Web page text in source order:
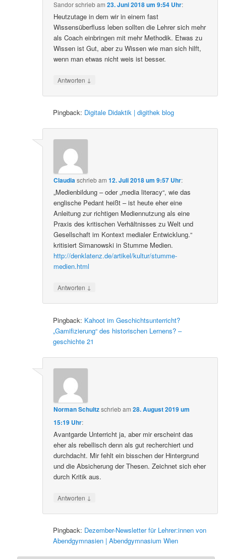
Sandorschriebam23. Juni 2018 um 9:54 Uhr:
Heutzutage in dem wir in einem fast
Wissensüberfluss leben sollten die Lehrer sich mehr
als Coach einbringen mit mehr Methodik. Etwas zu
Wissen ist Gut, aber zu Wissen wie man sich hilft,
wenn man etwas nicht weis ist besser.
Antworten ↓
Pingback: Digitale Didaktik | digithek blog
Claudiaschriebam12. Juli 2018 um 9:57 Uhr:
„Medienbildung – oder „media literacy“, wie das
englische Pedant heißt – ist heute eher eine
Anleitung zur richtigen Mediennutzung als eine
Praxis des kritischen Verhältnisses zu Welt und
Gesellschaft im Kontext medialer Entwicklung.“
kritisiert Simanowski in Stumme Medien.
http://denklatenz.de/artikel/kultur/stumme-
medien.html
Antworten ↓
Pingback: Kahoot im Geschichtsunterricht?
„Gamifizierung“ des historischen Lernens? –
geschichte 21
Norman Schultzschriebam28. August 2019 um
15:19 Uhr:
Avantgarde Unterricht ja, aber mir erscheint das
eher als rebellisch denn als gut recherchiert und
durchdacht. Mir fehlt ein bisschen der Hintergrund
und die Absicherung der Thesen. Zeichnet sich eher
durch Kritik aus.
Antworten ↓
Pingback: Dezember-Newsletter für Lehrer:innen von
Abendgymnasien | Abendgymnasium Wien